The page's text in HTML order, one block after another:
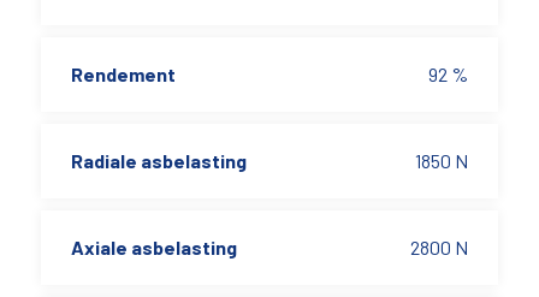
Rendement 92 %
Radiale asbelasting 1850 N
Axiale asbelasting 2800 N